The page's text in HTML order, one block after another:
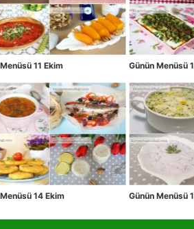
11 Ekim Günün Menüsü
14 Ekim Günün Menüsü